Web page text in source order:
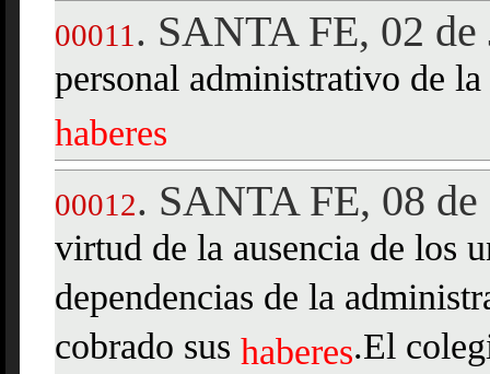
00011 . SANTA FE, 02 de
personal administrativo de
haberes
00012. SANTA FE, 08
virtud de la ausencia de los
dependencias de la
cobrado sus haberes.El